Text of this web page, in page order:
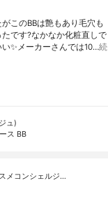
このBBは艶もあり毛穴も
です?なかなか化粧直しで
✨メーカーさんでは10…続
ュ)
ス BB
メコンシェルジ…